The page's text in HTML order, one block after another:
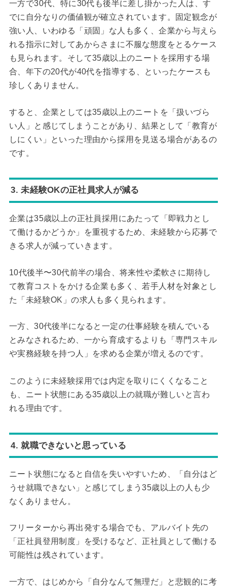
一方で30代、特に30代も後半に差し掛かった人は、す
でに自分なりの価値観が確立されています。固定観念が
強い人、いわゆる「頑固」な人も多く、企業から与えら
れる指示に対してあからさまに不服な態度をとるケース
も見られます。そして35歳以上のニートを採用する場
合、年下の20代が40代を指導する、といったケースも
珍しくありません。
すると、企業としては35歳以上のニートを「扱いづら
い人」と感じてしまうことがあり、結果として「教育が
しにくい」といった理由から採用を見送る場合があるの
です。
3. 未経験OKの正社員求人が減る
企業は35歳以上の正社員採用にあたって「即戦力とし
て働けるかどうか」を重視するため、未経験から応募で
きる求人が減っていきます。
10代後半〜30代前半の場合、将来性や柔軟さに期待し
て教育コストをかける企業も多く、若手人材を対象とし
た「未経験OK」の求人も多く見られます。
一方、30代後半になると一定の仕事経験を積んでいる
とみなされるため、一から育成するよりも「専門スキル
や実務経験を持つ人」を求める企業が増えるのです。
このように未経験採用では内定を取りにくくなること
も、ニート状態にある35歳以上の就職が難しいと言わ
れる理由です。
4. 就職できないと思っている
ニート状態になると自信を失いやすいため、「自分はど
うせ就職できない」と感じてしまう35歳以上の人も少
なくありません。
フリーターから再出発する場合でも、アルバイト先の
「正社員登用制度」を受けるなど、正社員として働ける
可能性は残されています。
一方で、はじめから「自分なんて無理だ」と悲観的に考